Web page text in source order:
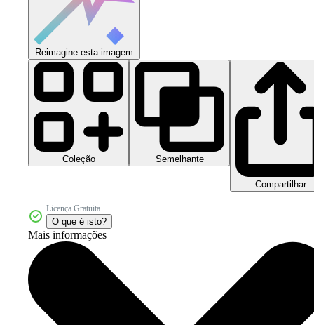
Reimagine esta imagem
Coleção Semelhante
Compartilhar
Licença Gratuita
O que é isto?
Mais informações